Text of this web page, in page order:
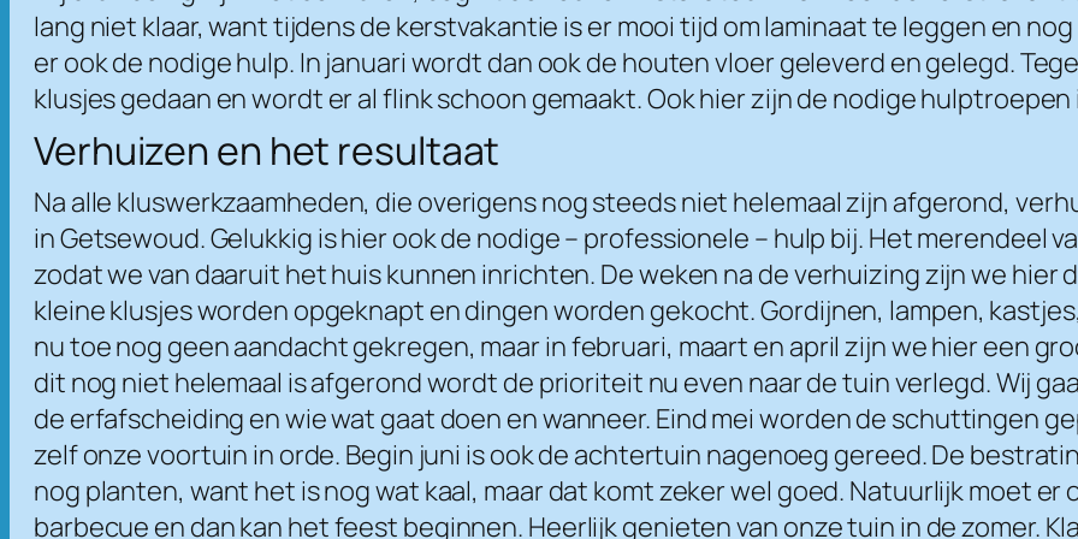
lang niet klaar, want tijdens de kerstvakantie is er mooi tijd om laminaat te leggen en
er ook de nodige hulp. In januari wordt dan ook de houten vloer geleverd en gelegd.
klusjes gedaan en wordt er al flink schoon gemaakt. Ook hier zijn de nodige
Verhuizen en het resultaat
Na alle kluswerkzaamheden, die overigens nog steeds niet helemaal zijn afgerond,
in Getsewoud. Gelukkig is hier ook de nodige – professionele – hulp bij. Het merendeel
zodat we van daaruit het huis kunnen inrichten. De weken na de verhuizing zijn we hier
kleine klusjes worden opgeknapt en dingen worden gekocht. Gordijnen, lampen,
nu toe nog geen aandacht gekregen, maar in februari, maart en april zijn we hier een
dit nog niet helemaal is afgerond wordt de prioriteit nu even naar de tuin verlegd. Wij
de erfafscheiding en wie wat gaat doen en wanneer. Eind mei worden de schuttingen
zelf onze voortuin in orde. Begin juni is ook de achtertuin nagenoeg gereed. De
nog planten, want het is nog wat kaal, maar dat komt zeker wel goed. Natuurlijk moet
barbecue en dan kan het feest beginnen. Heerlijk genieten van onze tuin in de zomer.